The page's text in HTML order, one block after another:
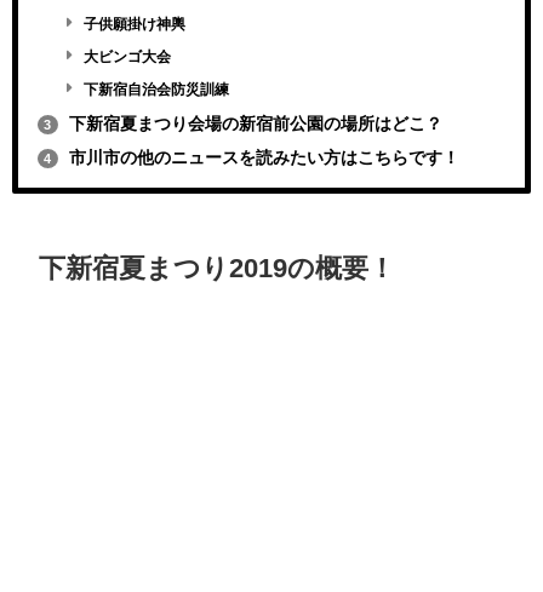
子供願掛け神輿
大ビンゴ大会
下新宿自治会防災訓練
3 下新宿夏まつり会場の新宿前公園の場所はどこ？
4 市川市の他のニュースを読みたい方はこちらです！
下新宿夏まつり2019の概要！